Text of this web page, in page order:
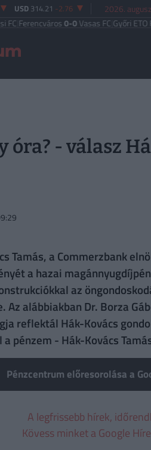
USD 314.21 -2.76 2026.
0-0Vasas FC|Győri ETO FC 4-0
óra? - válasz
Tamás, a Commerzbank
a hazai
az
Az alábbiakban Dr. Borza
reflektál Hák-Kovács
pénzem - Hák-Kovács
Pénzcentrum előresorolása a
A legfrissebb hírek,
Kövess minket a Google